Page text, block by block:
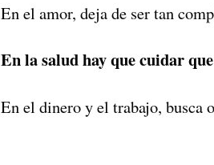
En el amor, deja de ser tan
En la salud hay que cuidar
En el dinero y el trabajo, busca